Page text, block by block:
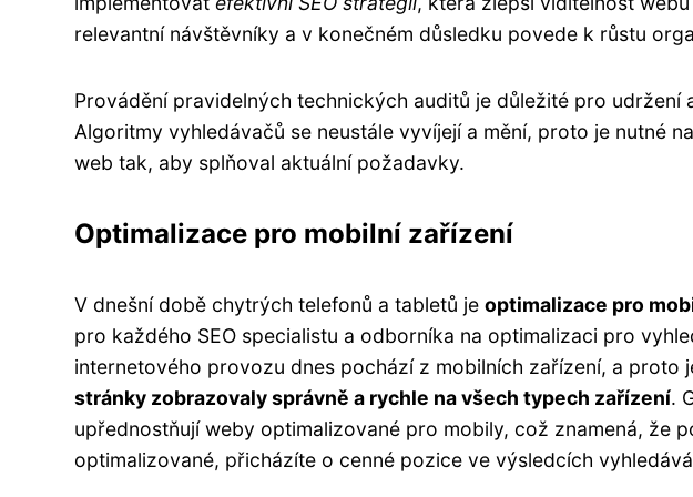
relevantní návštěvníky a v konečném důsledku povede k růstu
Provádění pravidelných technických auditů je důležité pro udržení
Algoritmy vyhledávačů se neustále vyvíjejí a mění, proto je nutné
web tak, aby splňoval aktuální požadavky.
Optimalizace pro mobilní zařízení
V dnešní době chytrých telefonů a tabletů je optimalizace pro
pro každého SEO specialistu a odborníka na optimalizaci pro
internetového provozu dnes pochází z mobilních zařízení, a proto
stránky zobrazovaly správně a rychle na všech typech zařízení.
upřednostňují weby optimalizované pro mobily, což znamená, že
optimalizované, přicházíte o cenné pozice ve výsledcích